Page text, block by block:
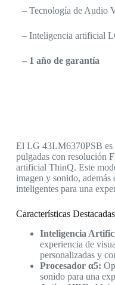
– Tecnología de
– Inteligencia artificial
– 1 año de garantía
El LG 43LM6370PSB es
pulgadas con resolución
artificial ThinQ. Este
imagen y sonido,
inteligentes para una
Características Destacadas
Inteligencia
experiencia de
personalizadas y
Procesador α5:
sonido para una